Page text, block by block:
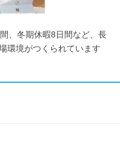
、冬期休暇8日間など、長
環境がつくられています